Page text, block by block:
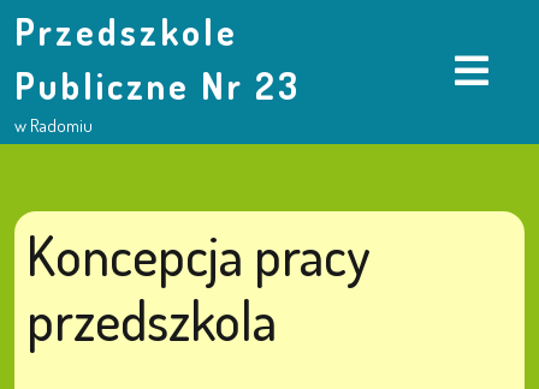
Przedszkole
Publiczne Nr 23
w Radomiu
Koncepcja pracy
przedszkola